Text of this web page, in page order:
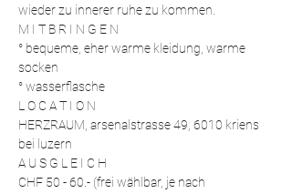
wieder zu innerer ruhe zu kommen.
M I T B R I N G E N
° bequeme, eher warme kleidung, warme
socken
° wasserflasche
L O C A T I O N
HERZRAUM, arsenalstrasse 49, 6010 kriens
bei luzern
A U S G L E I C H
CHF 50 - 60.- (frei wählbar, je nach